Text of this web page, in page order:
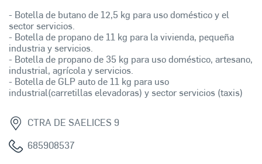
- Botella de butano de 12,5 kg para uso doméstico y el
sector servicios.
- Botella de propano de 11 kg para la vivienda, pequeña
industria y servicios.
- Botella de propano de 35 kg para uso doméstico, artesano,
industrial, agrícola y servicios.
- Botella de GLP auto de 11 kg para uso
industrial(carretillas elevadoras) y sector servicios (taxis)
CTRA DE SAELICES 9
685908537